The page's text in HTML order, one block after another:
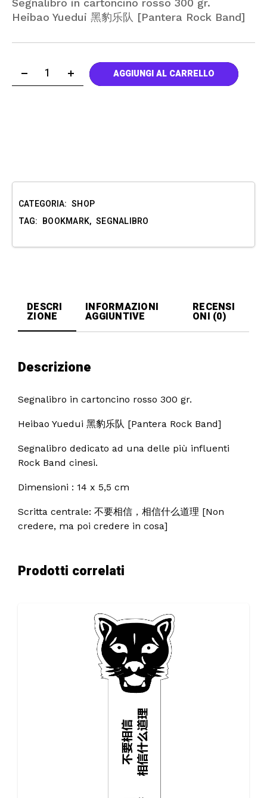
Segnalibro in cartoncino rosso 300 gr.
Heibao Yuedui 黑豹乐队 [Pantera Rock Band]
Heibao Bookmark quantitàAGGIUNGI AL CARRELLO
CATEGORIA: SHOP
TAG: BOOKMARK, SEGNALIBRO
DESCRI
ZIONE
INFORMAZIONI
AGGIUNTIVE
RECENSI
ONI (0)
Descrizione
Segnalibro in cartoncino rosso 300 gr.
Heibao Yuedui 黑豹乐队 [Pantera Rock Band]
Segnalibro dedicato ad una delle più influenti
Rock Band cinesi.
Dimensioni : 14 x 5,5 cm
Scritta centrale: 不要相信，相信什么道理 [Non
credere, ma poi credere in cosa]
Prodotti correlati